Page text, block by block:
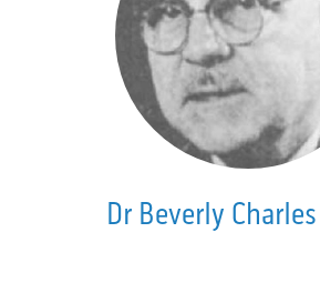
Dr Beverly